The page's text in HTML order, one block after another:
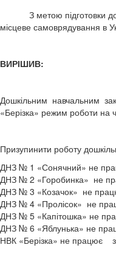
З метою підготовки
місцеве самоврядування в
ВИРІШИВ:
Дошкільним навчальним
«Берізка» режим роботи на
Призупинити роботу
ДНЗ № 1 «Сонячний» не
ДНЗ № 2 «Горобинка» не
ДНЗ № 3 «Козачок» не
ДНЗ № 4 «Пролісок» не
ДНЗ № 5 «Капітошка» не
ДНЗ № 6 «Яблунька» не
НВК «Берізка» не працює